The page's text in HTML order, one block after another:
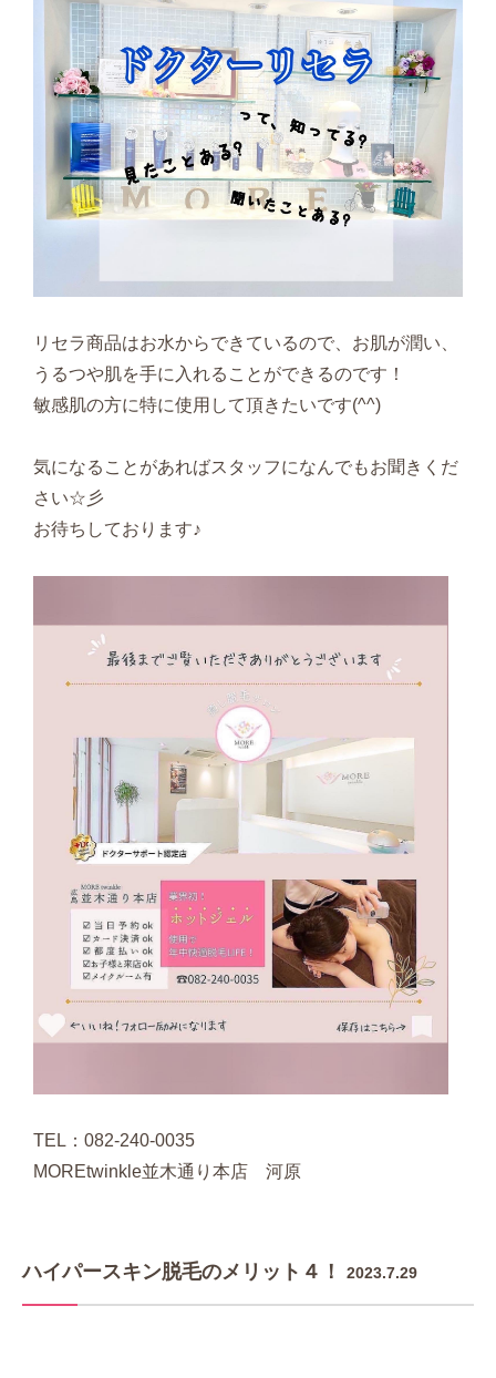
リセラ商品はお水からできているので、お肌が潤い、
うるつや肌を手に入れることができるのです！
敏感肌の方に特に使用して頂きたいです(^^)
気になることがあればスタッフになんでもお聞きくだ
さい☆彡
お待ちしております♪
TEL：082-240-0035
MOREtwinkle並木通り本店 河原
ハイパースキン脱毛のメリット４！ 2023.7.29